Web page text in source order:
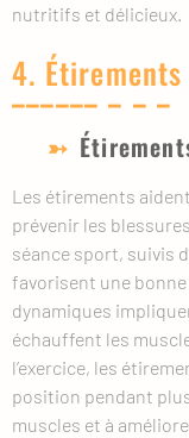
nutritifs et délicieux.
4. Étirements
Les étirements
prévenir les
séance sport, suivis
favorisent une
dynamiques
échauffent les
l’exercice, les
position pendant
muscles et à